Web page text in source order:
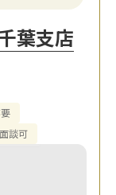
葉支店
談可